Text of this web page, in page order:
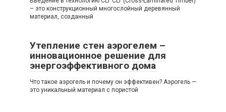
– это конструкционный многослойный деревянный
материал, созданный
Утепление стен аэрогелем –
инновационное решение для
энергоэффективного дома
Что такое аэрогель и почему он эффективен? Аэрогель —
это уникальный материал с пористой